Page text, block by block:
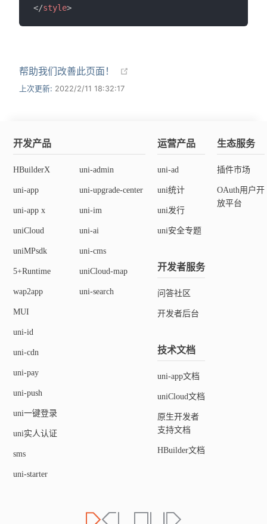
</style>
帮助我们改善此页面！
上次更新: 2022/2/11 18:32:17
开发产品
HBuilderX
uni-app
uni-app x
uniCloud
uniMPsdk
5+Runtime
wap2app
MUI
uni-id
uni-cdn
uni-pay
uni-push
uni一键登录
uni实人认证
sms
uni-starter
uni-admin
uni-upgrade-center
uni-im
uni-ai
uni-cms
uniCloud-map
uni-search
运营产品
uni-ad
uni统计
uni发行
uni安全专题
开发者服务
问答社区
开发者后台
技术文档
uni-app文档
uniCloud文档
原生开发者
支持文档
HBuilder文档
生态服务
插件市场
OAuth用户开
放平台